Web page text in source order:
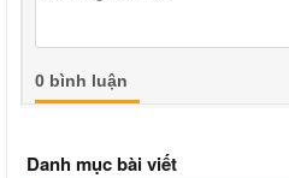
0 bình luận
Danh mục bài viết